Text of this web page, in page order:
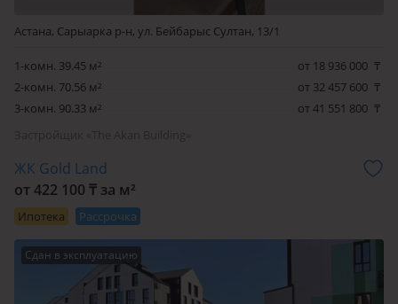
Астана, Сарыарка р-н, ул. Бейбарыс Султан, 13/1
1-комн. 39.45 м² от 18 936 000 ₸
2-комн. 70.56 м²
от 32 457 600 ₸
3-комн. 90.33 м²
от 41 551 800 ₸
ЖК Gold Land
от 422 100 ₸ за м²
Ипотека Рассрочка
Сдан в эксплуатацию